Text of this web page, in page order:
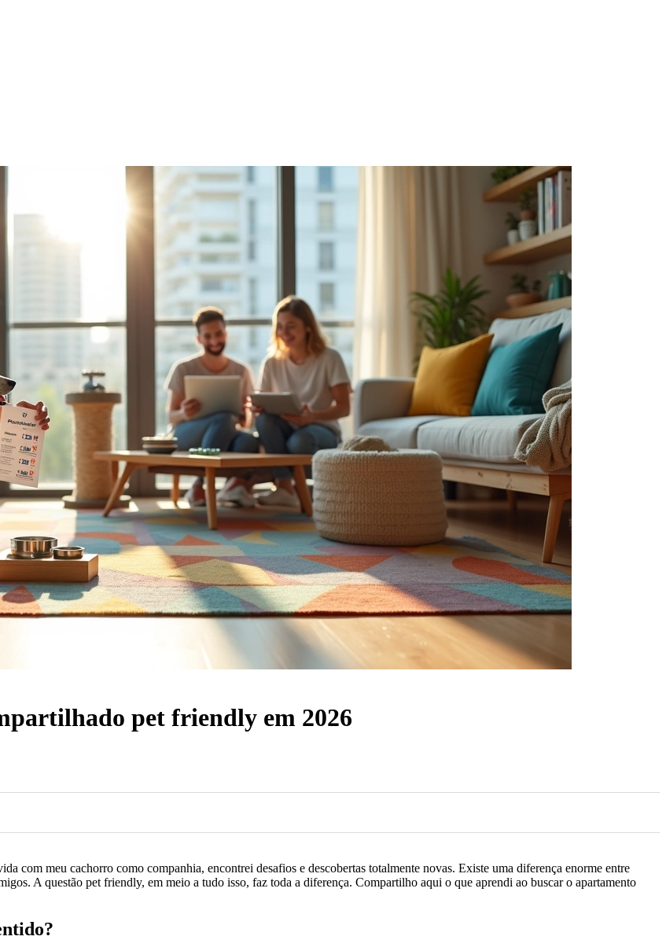
pet friendly em 2026
com meu cachorro como companhia, encontrei desafios e descobertas totalmente novas. Existe uma diferença enorme entre
A questão pet friendly, em meio a tudo isso, faz toda a diferença. Compartilho aqui o que aprendi ao buscar o apartamento